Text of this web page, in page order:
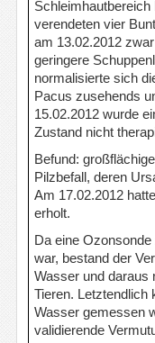
Schleimhautbereich
verendeten vier
am 13.02.2012
geringere
normalisierte sich
Pacus zusehends
15.02.2012 wurde
Zustand nicht
Befund:
Pilzbefall, deren
Am 17.02.2012
erholt.
Da eine
war, bestand der
Wasser und daraus
Tieren. Letztendlich
Wasser gemessen
validierende